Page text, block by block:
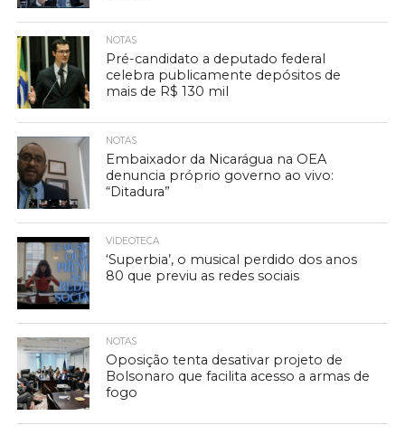
NOTAS
Pré-candidato a deputado federal
celebra publicamente depósitos de
mais de R$ 130 mil
NOTAS
Embaixador da Nicarágua na OEA
denuncia próprio governo ao vivo:
“Ditadura”
VIDEOTECA
‘Superbia’, o musical perdido dos anos
80 que previu as redes sociais
NOTAS
Oposição tenta desativar projeto de
Bolsonaro que facilita acesso a armas de
fogo